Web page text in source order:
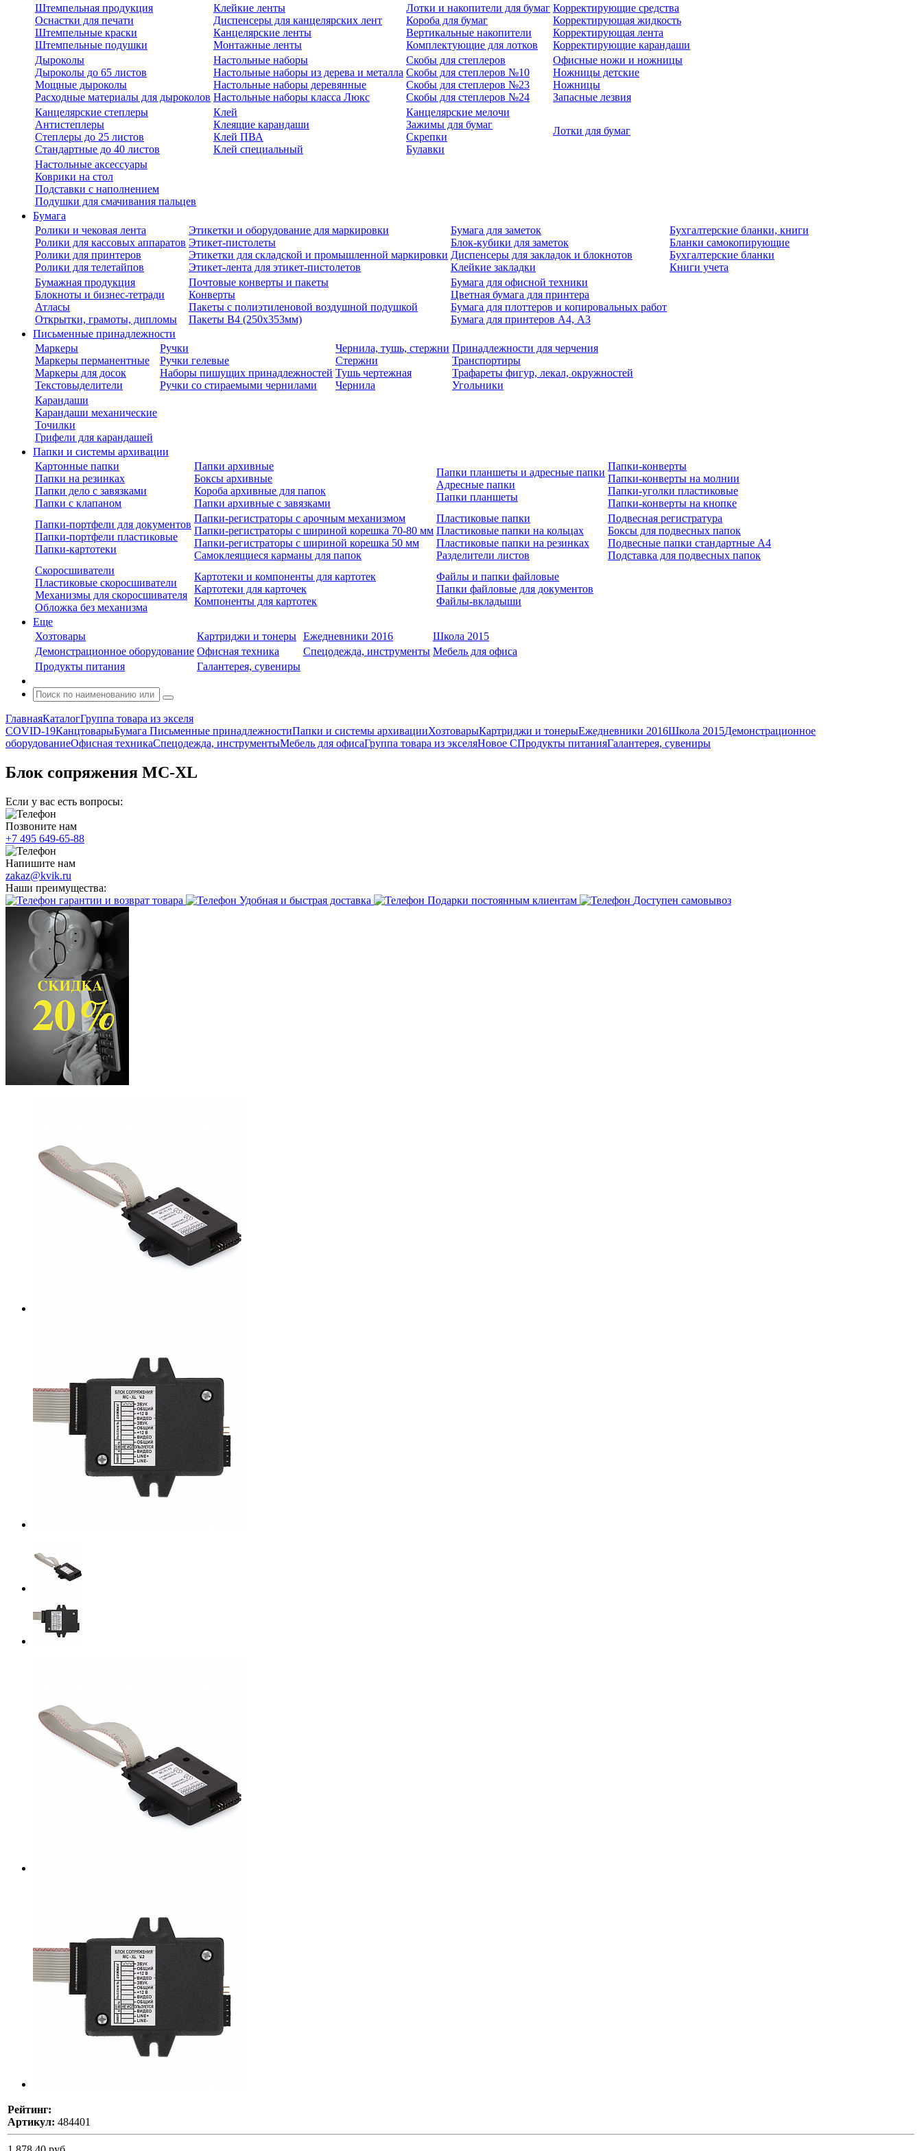
Штемпельная продукция
Оснастки для печати
Штемпельные краски
Штемпельные подушки
Клейкие ленты
Диспенсеры для канцелярских лент
Канцелярские ленты
Монтажные ленты
Лотки и накопители для бумаг
Короба для бумаг
Вертикальные накопители
Комплектующие для лотков
Корректирующие средства
Корректирующая жидкость
Корректирующая лента
Корректирующие карандаши
Дыроколы
Дыроколы до 65 листов
Мощные дыроколы
Расходные материалы для дыроколов
Настольные наборы
Настольные наборы из дерева и металла
Настольные наборы деревянные
Настольные наборы класса Люкс
Скобы для степлеров
Скобы для степлеров №10
Скобы для степлеров №23
Скобы для степлеров №24
Офисные ножи и ножницы
Ножницы детские
Ножницы
Запасные лезвия
Канцелярские степлеры
Антистеплеры
Степлеры до 25 листов
Стандартные до 40 листов
Клей
Клеящие карандаши
Клей ПВА
Клей специальный
Канцелярские мелочи
Зажимы для бумаг
Скрепки
Булавки
Лотки для бумаг
Настольные аксессуары
Коврики на стол
Подставки с наполнением
Подушки для смачивания пальцев
Бумага
Ролики и чековая лента
Ролики для кассовых аппаратов
Ролики для принтеров
Ролики для телетайпов
Этикетки и оборудование для маркировки
Этикет-пистолеты
Этикетки для складской и промышленной маркировки
Этикет-лента для этикет-пистолетов
Бумага для заметок
Блок-кубики для заметок
Диспенсеры для закладок и блокнотов
Клейкие закладки
Бухгалтерские бланки, книги
Бланки самокопирующие
Бухгалтерские бланки
Книги учета
Бумажная продукция
Блокноты и бизнес-тетради
Атласы
Открытки, грамоты, дипломы
Почтовые конверты и пакеты
Конверты
Пакеты с полиэтиленовой воздушной подушкой
Пакеты В4 (250х353мм)
Бумага для офисной техники
Цветная бумага для принтера
Бумага для плоттеров и копировальных работ
Бумага для принтеров А4, А3
Письменные принадлежности
Маркеры
Маркеры перманентные
Маркеры для досок
Текстовыделители
Ручки
Ручки гелевые
Наборы пишущих принадлежностей
Ручки со стираемыми чернилами
Чернила, тушь, стержни
Стержни
Тушь чертежная
Чернила
Принадлежности для черчения
Транспортиры
Трафареты фигур, лекал, окружностей
Угольники
Карандаши
Карандаши механические
Точилки
Грифели для карандашей
Папки и системы архивации
Картонные папки
Папки на резинках
Папки дело с завязками
Папки с клапаном
Папки архивные
Боксы архивные
Короба архивные для папок
Папки архивные с завязками
Папки планшеты и адресные папки
Адресные папки
Папки планшеты
Папки-конверты
Папки-конверты на молнии
Папки-уголки пластиковые
Папки-конверты на кнопке
Папки-портфели для документов
Папки-портфели пластиковые
Папки-картотеки
Папки-регистраторы с арочным механизмом
Папки-регистраторы с шириной корешка 70-80 мм
Папки-регистраторы с шириной корешка 50 мм
Самоклеящиеся карманы для папок
Пластиковые папки
Пластиковые папки на кольцах
Пластиковые папки на резинках
Разделители листов
Подвесная регистратура
Боксы для подвесных папок
Подвесные папки стандартные А4
Подставка для подвесных папок
Скоросшиватели
Пластиковые скоросшиватели
Механизмы для скоросшивателя
Обложка без механизма
Картотеки и компоненты для картотек
Картотеки для карточек
Компоненты для картотек
Файлы и папки файловые
Папки файловые для документов
Файлы-вкладыши
Еще
Хозтовары
Картриджи и тонеры Ежедневники 2016
Школа 2015
Демонстрационное оборудование Офисная техника Спецодежда, инструменты Мебель для офиса
Продукты питания
Галантерея, сувениры
ГлавнаяКаталогГруппа товара из экселя
COVID-19КанцтоварыБумага Письменные принадлежностиПапки и системы архивацииХозтоварыКартриджи и тонерыЕжедневники 2016Школа 2015Демонстрационное
оборудованиеОфисная техникаСпецодежда, инструментыМебель для офисаГруппа товара из экселяНовое СПродукты питанияГалантерея, сувениры
Блок сопряжения MC-XL
Если у вас есть вопросы:
Позвоните нам
+7 495 649-65-88
Напишите нам
zakaz@kvik.ru
Наши преимущества:
гарантии и возврат товара
Удобная и быстрая доставка Подарки постоянным клиентам Доступен самовывоз
Рейтинг:
Артикул: 484401